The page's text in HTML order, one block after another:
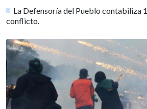
La Defensoría del Pueblo contabiliza
conflicto.